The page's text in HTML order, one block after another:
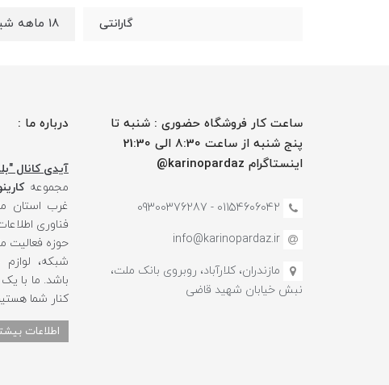
گارانتی 18 ماهه شیلد سرویس
ساعت کار فروشگاه حضوری : شنبه تا
پنج شنبه از ساعت 8:30 الی 21:30
اینستاگرام karinopardaz@
01154606042 - 09300376287
info@karinopardaz.ir
مازندران، کلارآباد، روبروی بانک ملت،
نبش خیابان شهید قاضی
درباره ما :
آیدی کانال
مجموعه
غرب استان
فناوری
حوزه فعالیت
شبکه،
باشد. ما با
کنار شما
اطلاعات